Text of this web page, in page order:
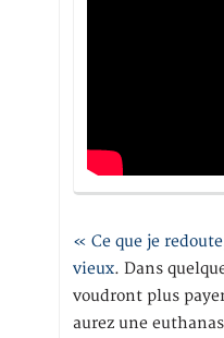
« Ce que je
vieux. Dans
voudront plus
aurez une